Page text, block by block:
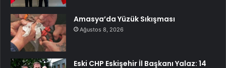
Amasya’da Yüzük Sıkışması
Ağustos 8, 2026
Eski CHP Eskişehir İl Başkanı Yalaz: 14